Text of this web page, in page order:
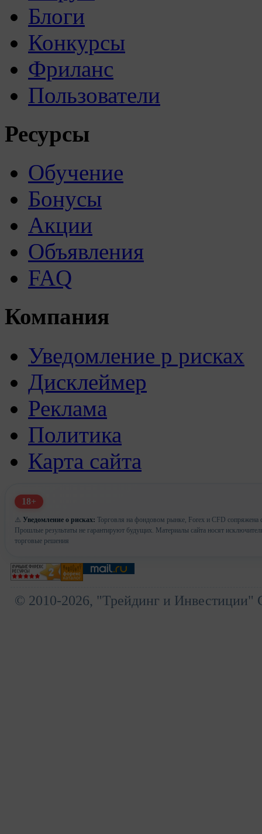
Блоги
Конкурсы
Фриланс
Пользователи
Ресурсы
Обучение
Бонусы
Акции
Объявления
FAQ
Компания
Уведомление р рисках
Дисклеймер
Реклама
Политика
Карта сайта
18+
⚠️ Уведомление о рисках: Торговля на фондовом рынке, Forex и CFD сопряжена
Прошлые результаты не гарантируют будущих. Материалы сайта носят
торговые решения
© 2010-2026, "Трейдинг и Инвестиции"